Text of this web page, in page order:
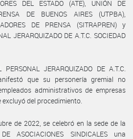
DEL ESTADO (ATE), UNIÓN DE
DE BUENOS AIRES (UTPBA),
DE PRENSA (SITRAPREN) y
JERARQUIZADO DE A.T.C. SOCIEDAD
JERARQUIZADO DE A.T.C.
que su personería gremial no
administrativos de empresas
del procedimiento.
de 2022, se celebró en la sede de la
ASOCIACIONES SINDICALES una